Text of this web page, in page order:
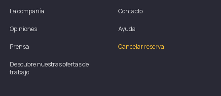
La compañía
Opiniones
Prensa
Descubre nuestras ofertas de
trabajo
Contacto
Ayuda
Cancelar reserva